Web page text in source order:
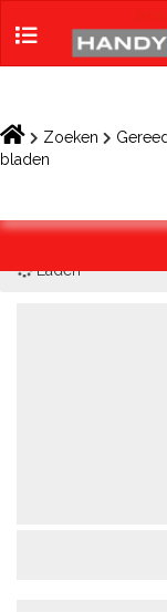
Zoeken
bladen
Laden